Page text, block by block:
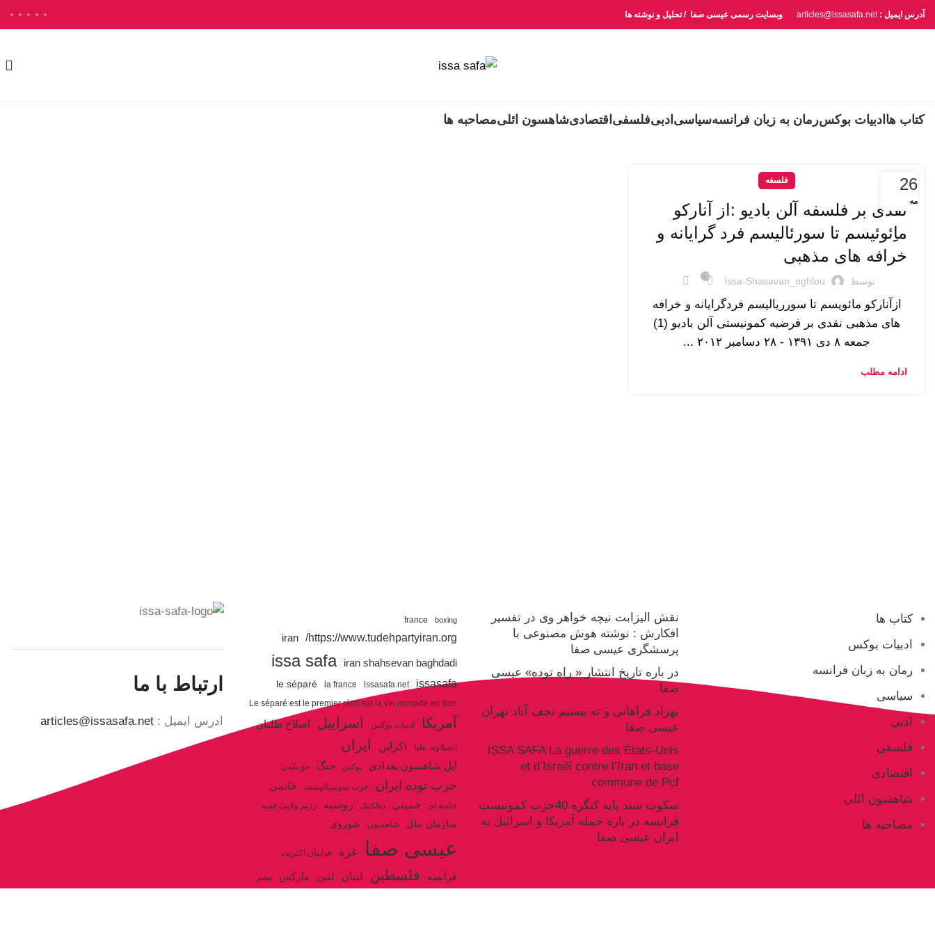
آدرس ایمیل : articles@issasafa.net وبسایت رسمی عیسی صفا / تحلیل و نوشته ها
کتاب ها ادبیات بوکسرمان به زبان فرانسهسیاسی ادبیفلسفی اقتصادیشاهسون ائلیمصاحبه ها
26
مه
فلسفه
نقدی بر فلسفه آلن بادیو :از آنارکو
ماِِئوئیسم تا سورئالیسم فرد گرایانه و
خرافه های مذهبی
توسط Issa-Shasavan_oghlou
0
ازآنارکو مائویسم تا سورریالیسم فردگرایانه و خرافه
های مذهبی نقدی بر فرضیه کمونیستی آلن بادیو (1)
جمعه ۸ دی ۱۳۹۱ - ۲۸ دسامبر ۲۰۱۲ ...
ادامه مطلب
کتاب ها
ادبیات بوکس
رمان به زبان فرانسه
سیاسی
ادبی
فلسفی
اقتصادی
شاهسون ائلی
مصاحبه ها
نقش الیزابت نیچه خواهر وی در تفسیر
افکارش : نوشته هوش مصنوعی با
پرسشگری عیسی صفا
در باره تاریخ انتشار « راه توده» عیسی
صفا
بهزاد فراهانی و ته بیسیم نجف آباد تهران
عیسی صفا
ISSA SAFA La guerre des États-Unis
et d’Israël contre l’Iran et base
commune de Pcf
سکوت سند پایه کنگره 40حزب کمونیست
فرانسه در باره حمله آمریکا و اسرائیل به
ایران عیسی صفا
boxing
france
https://www.tudehpartyiran.org/
iran
iran shahsevan baghdadi
issa safa
issasafa
issasafa.net
la france
le séparé
Le séparé est le premier récit sur la vie nomade en Iran
آمریکا ادبیات بوکس اسراییل اصلاح طلبان
انجیلاوند علیا اکراین ایران
ایل شاهسون بغدادی بوکس جنگ جو بایدن
حزب توده ایران حزب سوسیالیست خاتمی
خامنه ای خمینی دیالکتیک روسیه رژیم ولایت فقیه
سازمان ملل شاهسون شوروی
عیسی صفا غزه فداییان اکثریت
فرانسه فلسطین لبنان لنین مارکس
مصر
ارتباط با ما
ادرس ایمیل : articles@issasafa.net